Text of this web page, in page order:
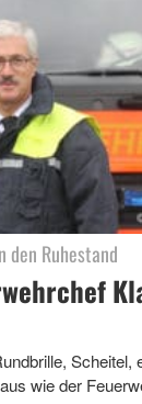
Ruhestand
Scheitel,
wie der